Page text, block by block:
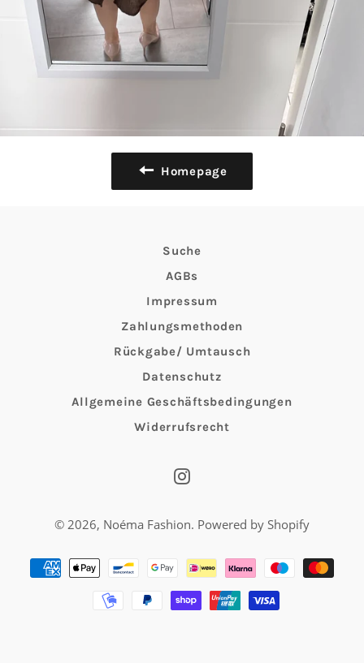
Homepage
Suche
AGBs
Impressum
Zahlungsmethoden
Rückgabe/ Umtausch
Datenschutz
Allgemeine Geschäftsbedingungen
Widerrufsrecht
Instagram
© 2026, Noéma Fashion. Powered by Shopify
Zahlungsmethoden